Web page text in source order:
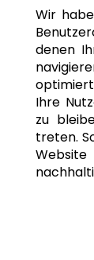
Wir
denen
Ihre
zu
treten.